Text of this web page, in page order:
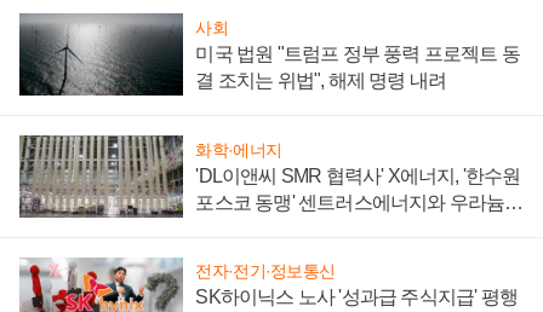
사회
미국 법원 "트럼프 정부 풍력 프로젝트 동
결 조치는 위법", 해제 명령 내려
화학·에너지
'DL이앤씨 SMR 협력사' X에너지, '한수원
포스코 동맹' 센트러스에너지와 우라늄
전자·전기·정보통신
SK하이닉스 노사 '성과급 주식지급' 평행